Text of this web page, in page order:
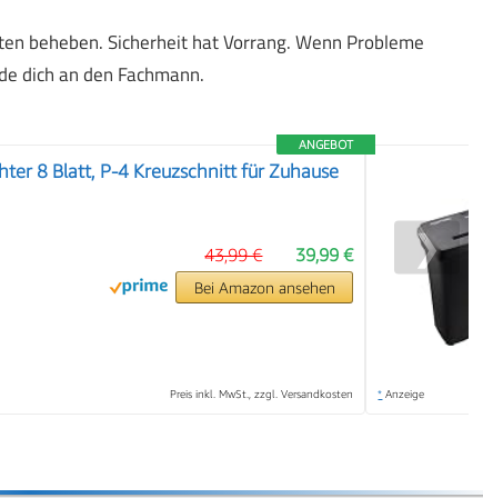
beheben. Sicherheit hat Vorrang. Wenn Probleme
dich an den Fachmann.
ANGEBOT
8 Blatt, P-4 Kreuzschnitt für Zuhause
39,99 €
43,99 €
Bei Amazon ansehen
Preis inkl. MwSt., zzgl. Versandkosten * Anzeige
❯